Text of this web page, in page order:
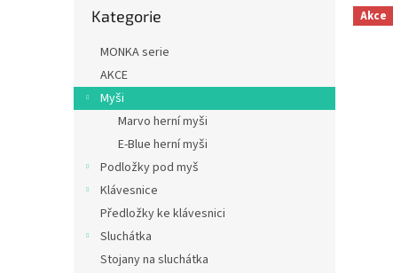
n
kategorie
Kategorie
MONKA serie
AKCE
Myši
Marvo herní myši
E-Blue herní myši
Podložky pod myš
Klávesnice
Předložky ke klávesnici
Sluchátka
Stojany na sluchátka
Akce